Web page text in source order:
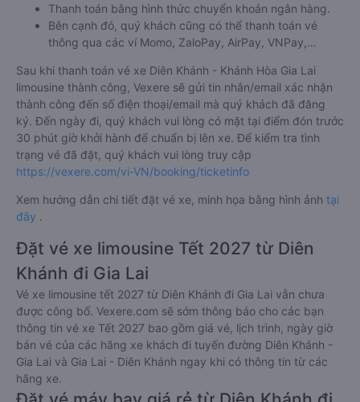
Thanh toán bằng hình thức chuyển khoản ngân hàng.
Bên cạnh đó, quý khách cũng có thể thanh toán vé
thông qua các ví Momo, ZaloPay, AirPay, VNPay,…
Sau khi thanh toán vé xe Diên Khánh - Khánh Hòa Gia Lai
limousine thành công, Vexere sẽ gửi tin nhắn/email xác nhận
thành công đến số điện thoại/email mà quý khách đã đăng
ký. Đến ngày đi, quý khách vui lòng có mặt tại điểm đón trước
30 phút giờ khởi hành để chuẩn bị lên xe. Để kiểm tra tình
trạng vé đã đặt, quý khách vui lòng truy cập
https://vexere.com/vi-VN/booking/ticketinfo
Xem hướng dẫn chi tiết đặt vé xe, minh họa bằng hình ảnh tại
đây .
Đặt vé xe limousine Tết 2027 từ Diên
Khánh đi Gia Lai
Vé xe limousine tết 2027 từ Diên Khánh đi Gia Lai vẫn chưa
được công bố. Vexere.com sẽ sớm thông báo cho các bạn
thông tin vé xe Tết 2027 bao gồm giá vé, lịch trình, ngày giờ
bán vé của các hãng xe khách đi tuyến đường Diên Khánh -
Gia Lai và Gia Lai - Diên Khánh ngay khi có thông tin từ các
hãng xe.